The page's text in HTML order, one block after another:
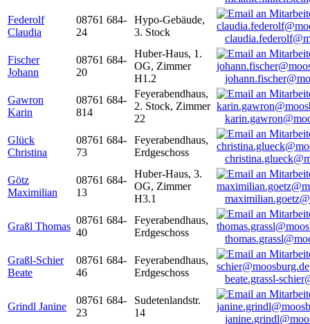
Federolf
Claudia
08761 684-
24
Hypo-Gebäude,
3. Stock
Fischer
Johann
08761 684-
20
Huber-Haus, 1.
OG, Zimmer
H1.2
Gawron
Karin
08761 684-
814
Feyerabendhaus,
2. Stock, Zimmer
22
Glück
Christina
08761 684-
73
Feyerabendhaus,
Erdgeschoss
Götz
Maximilian
08761 684-
13
Huber-Haus, 3.
OG, Zimmer
H3.1
Graßl Thomas
08761 684-
40
Feyerabendhaus,
Erdgeschoss
Graßl-Schier
Beate
08761 684-
46
Feyerabendhaus,
Erdgeschoss
beate.grassl-
Grindl Janine
08761 684-
23
Sudetenlandstr.
14